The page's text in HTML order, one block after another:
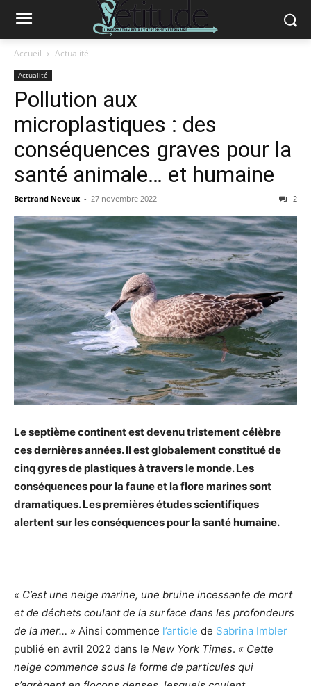
Accueil Actualité
Actualité
Pollution aux
microplastiques : des
conséquences graves pour la
santé animale… et humaine
Bertrand Neveux - 27 novembre 2022 2
Le septième continent est devenu tristement célèbre
ces dernières années. Il est globalement constitué de
cinq gyres de plastiques à travers le monde. Les
conséquences pour la faune et la flore marines sont
dramatiques. Les premières études scientifiques
alertent sur les conséquences pour la santé humaine.
« C’est une neige marine, une bruine incessante de mort
et de déchets coulant de la surface dans les profondeurs
de la mer… » Ainsi commence l’article de Sabrina Imbler
publié en avril 2022 dans le New York Times. « Cette
neige commence sous la forme de particules qui